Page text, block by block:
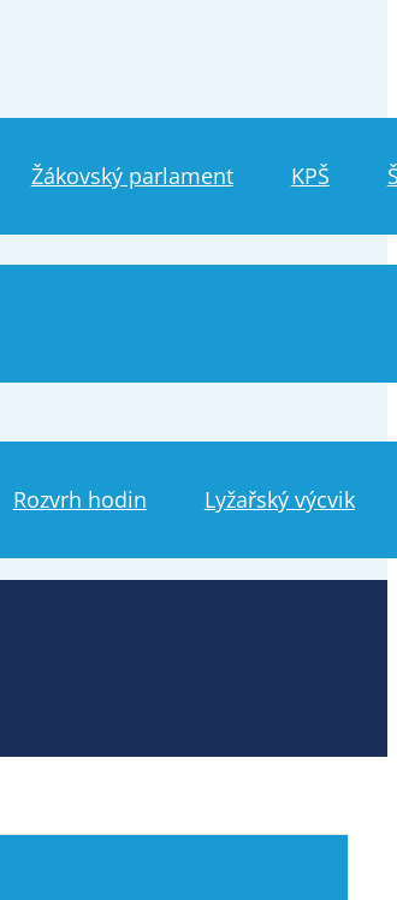
Žákovský parlament KPŠ
Rozvrh hodin Lyžařský výcvik